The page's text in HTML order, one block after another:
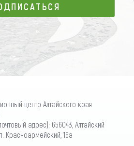
центр Алтайского края
адрес): 656043, Алтайский
Красноармейский, 16а